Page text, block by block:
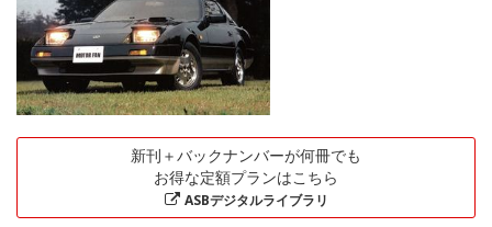
新刊＋バックナンバーが何冊でも
お得な定額プランはこちら
ASBデジタルライブラリ